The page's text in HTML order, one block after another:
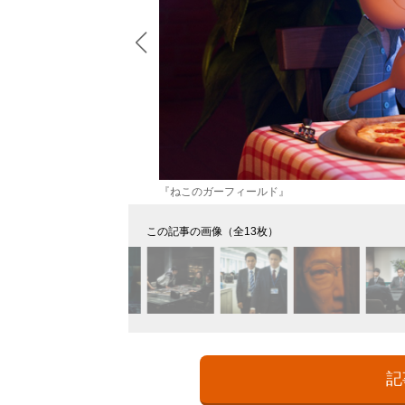
『ねこのガーフィールド』
この記事の画像（全13枚）